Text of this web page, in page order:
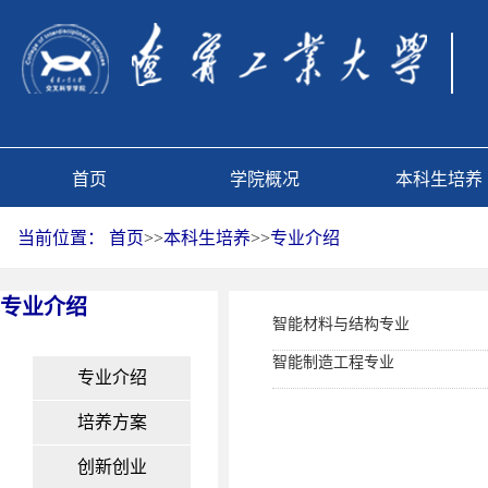
首页 学院概况 本科生培养
当前位置： 首页>>本科生培养>>专业介绍
专业介绍
专业介绍
培养方案
创新创业
智能材料与结构专业
智能制造工程专业